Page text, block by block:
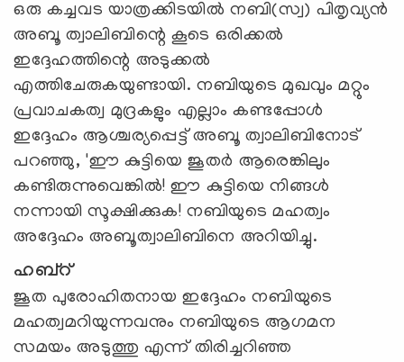
ഒരു കച്ചവട യാത്രക്കിടയില്‍ നബി(സ്വ) പിതൃവ്യന്‍
അബൂ ത്വാലിബിന്റെ കൂടെ ഒരിക്കല്‍
ഇദ്ദേഹത്തിന്റെ അടുക്കല്‍
എത്തിചേരുകയുണ്ടായി. നബിയുടെ മുഖവും മറ്റും
പ്രവാചകത്വ മുദ്രകളും എല്ലാം കണ്ടപ്പോള്‍
ഇദ്ദേഹം ആശ്ചര്യപ്പെട്ട് അബൂ ത്വാലിബിനോട്
പറഞ്ഞു, 'ഈ കുട്ടിയെ ജൂതര്‍ ആരെങ്കിലും
കണ്ടിരുന്നുവെങ്കില്‍! ഈ കുട്ടിയെ നിങ്ങള്‍
നന്നായി സൂക്ഷിക്കുക! നബിയുടെ മഹത്വം
അദ്ദേഹം അബൂത്വാലിബിനെ അറിയിച്ചു.
ഹബ്‌റ്
ജൂത പുരോഹിതനായ ഇദ്ദേഹം നബിയുടെ
മഹത്വമറിയുന്നവനും നബിയുടെ ആഗമന
സമയം അടുത്തു എന്ന് തിരിച്ചറിഞ്ഞ